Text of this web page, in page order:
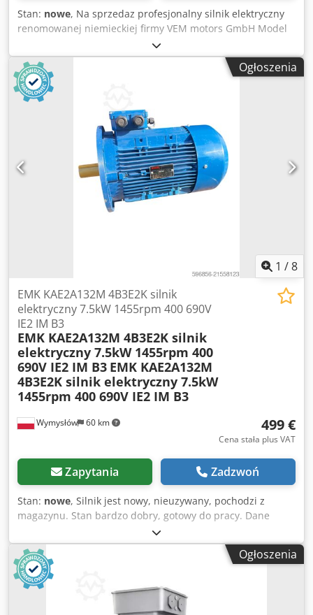
Stan: nowe, Na sprzedaz profesjonalny silnik elektryczny
renomowanej niemieckiej firmy VEM motors GmbH Model
KTTR 132 SX2 Silnik nowy lezal na magazynie nigdy nie byl
uzywany Cjdpfx Abeyv R Rfs Horf Stan bardzo dobry
mozliwe niewielkie slady magazynowania Dane techniczne
Moc 7.5 kW Obroty ok 2880 obr min Napiecie 400 690 V
Czestotliwosc 50 Hz Prad 14.5 8.4 A cos fi 0.86 Stopien
ochrony IP55 Klasa izolacji F Waga ok 57 kg Wykonanie IM
B3 Produkcja Niemcy Zastosowanie maszyny przemyslowe
pompy wentylatory linie produkcyjne automatyka Silnik
solidny i niezawodny idealny do pracy w ciezkich
warunkach przemyslowych
Ogłoszenia
1 /8
Wymysłów 60 km
EMK KAE2A132M 4B3E2K silnik
elektryczny 7.5kW 1455rpm 400 690V
IE2 IM B3
EMK KAE2A132M 4B3E2K silnik
elektryczny 7.5kW 1455rpm 400
690V IE2 IM B3 EMK KAE2A132M
4B3E2K silnik elektryczny 7.5kW
1455rpm 400 690V IE2 IM B3
499 €
Cena stała plus VAT
Zapytania Zadzwoń
Stan: nowe, Silnik jest nowy, nieuzywany, pochodzi z
magazynu. Stan bardzo dobry, gotowy do pracy. Dane
techniczne Producent EMK Model KAE2A132M 4B3E2K Moc
7.5 kW Predkosc obrotowa 1455 obr min Cjdpfx Aoyv R
Nneb Horf Napiece 400 690 V Czestotliwosc 50 Hz Klasa
sprawnosci IE2 Stopien ochrony IP55 Tryb pracy S1 Klasa
izolacji F Wykonanie IM B3 Waga okolo 54 kg
Ogłoszenia